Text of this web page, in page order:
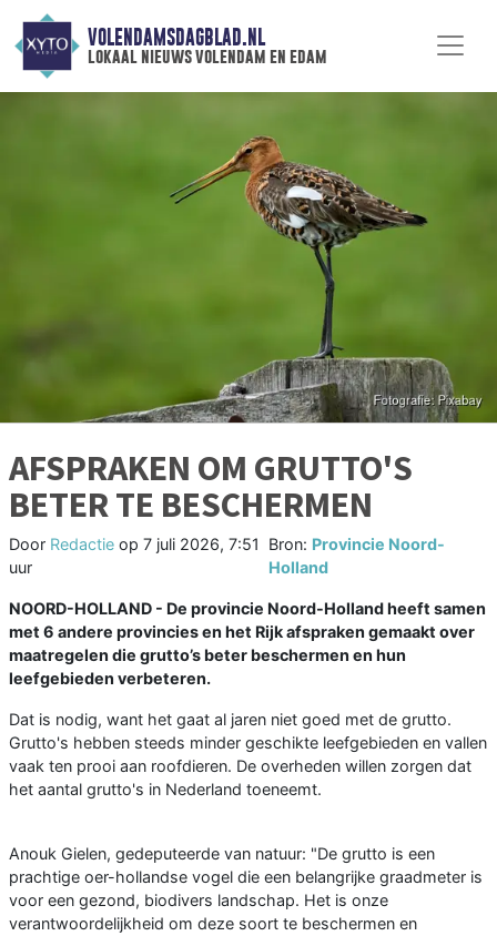
VOLENDAMSDAGBLAD.NL
lokaal nieuws volendam en edam
AFSPRAKEN OM GRUTTO'S
BETER TE BESCHERMEN
Door Redactie op 7 juli 2026, 7:51
uur
Bron: Provincie Noord-
Holland
NOORD-HOLLAND - De provincie Noord-Holland heeft samen
met 6 andere provincies en het Rijk afspraken gemaakt over
maatregelen die grutto’s beter beschermen en hun
leefgebieden verbeteren.
Dat is nodig, want het gaat al jaren niet goed met de grutto.
Grutto's hebben steeds minder geschikte leefgebieden en vallen
vaak ten prooi aan roofdieren. De overheden willen zorgen dat
het aantal grutto's in Nederland toeneemt.
Anouk Gielen, gedeputeerde van natuur: "De grutto is een
prachtige oer-hollandse vogel die een belangrijke graadmeter is
voor een gezond, biodivers landschap. Het is onze
verantwoordelijkheid om deze soort te beschermen en